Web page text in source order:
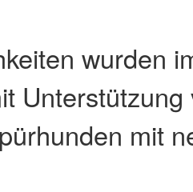
wurden
Unterstützung
mit